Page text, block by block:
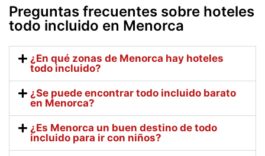
Preguntas frecuentes sobre hoteles
todo incluido en Menorca
¿En qué zonas de Menorca hay hoteles
todo incluido?
¿Se puede encontrar todo incluido barato
en Menorca?
¿Es Menorca un buen destino de todo
incluido para ir con niños?